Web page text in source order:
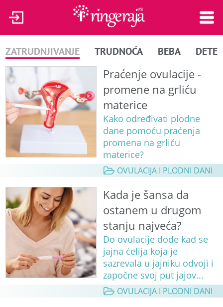
ZATRUDNJIVANJE TRUDNOĆA BEBA DETE
Praćenje ovulacije -
promene na grliću
materice
Kako određivati plodne
dane pomoću praćenja
promena na grliću
materice?
OVULACIJA I PLODNI DANI
Kada je šansa da
ostanem u drugom
stanju najveća?
Do ovulacije dođe kad se
jajna ćelija koja je
sazrevala u jajniku odvoji i
započne svoj put jajov...
OVULACIJA I PLODNI DANI